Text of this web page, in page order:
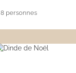
8 personnes